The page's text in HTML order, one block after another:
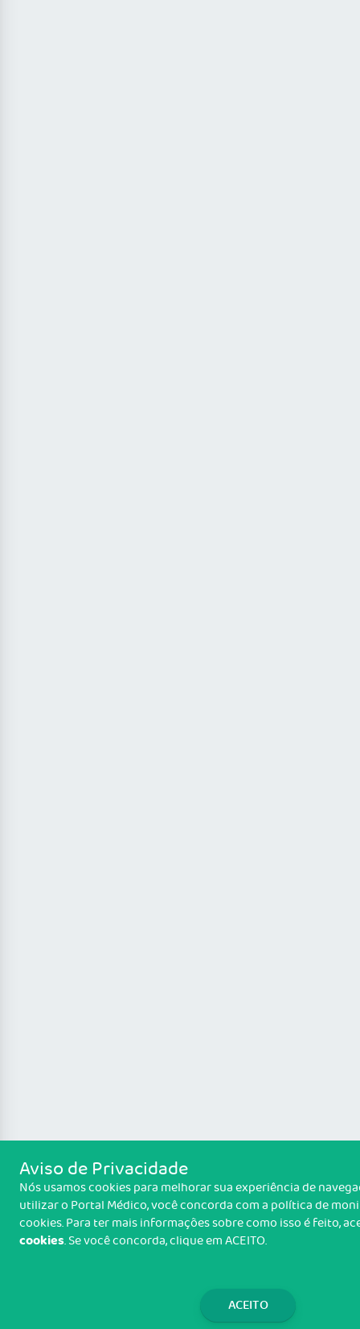
Aviso de Privacidade
Nós usamos cookies para melhorar sua experiência de
utilizar o Portal Médico, você concorda com a política de
cookies. Para ter mais informações sobre como isso é feito,
cookies. Se você concorda, clique em ACEITO.
ACEITO